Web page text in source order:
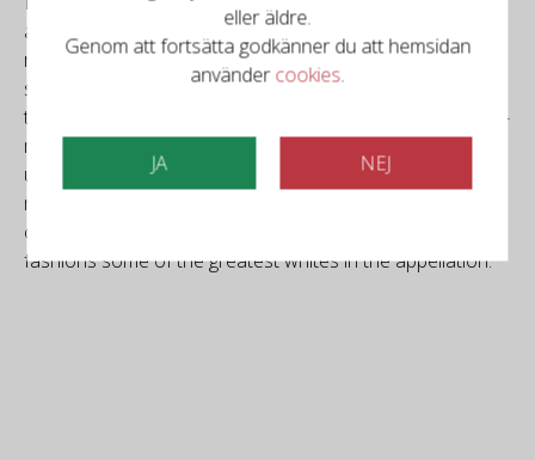
appellation, just south of Rayas, Château de Vaudieu is
run by Laurent Bréchet, and they release a number of
special cuvées based largely on individual parcels around
the domaine. The winemaking can be thought of as quasi-
modern, with most of the wines destemmed and brought
up in older barrels and demi-muids. New oak is kept to a
minimum and the wines always show Provençal, elegant
characters. In addition to the brilliant reds, this estate
fashions some of the greatest whites in the appellation.
eller äldre.
Genom att fortsätta godkänner du att hemsidan
användercookies.
JA NEJ